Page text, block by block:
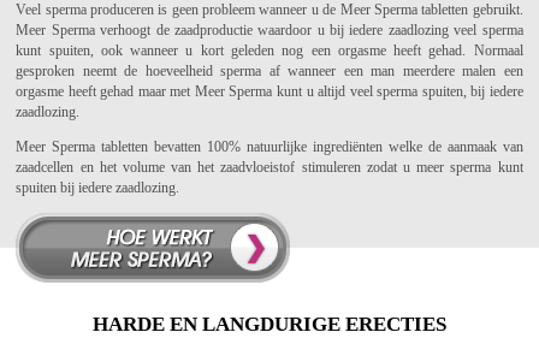
Veel sperma produceren is geen probleem wanneer u de Meer Sperma tabletten gebruikt.
Meer Sperma verhoogt de zaadproductie waardoor u bij iedere zaadlozing veel sperma
kunt spuiten, ook wanneer u kort geleden nog een orgasme heeft gehad. Normaal
gesproken neemt de hoeveelheid sperma af wanneer een man meerdere malen een
orgasme heeft gehad maar met Meer Sperma kunt u altijd veel sperma spuiten, bij iedere
zaadlozing.
Meer Sperma tabletten bevatten 100% natuurlijke ingrediënten welke de aanmaak van
zaadcellen en het volume van het zaadvloeistof stimuleren zodat u meer sperma kunt
spuiten bij iedere zaadlozing.
HARDE EN LANGDURIGE ERECTIES